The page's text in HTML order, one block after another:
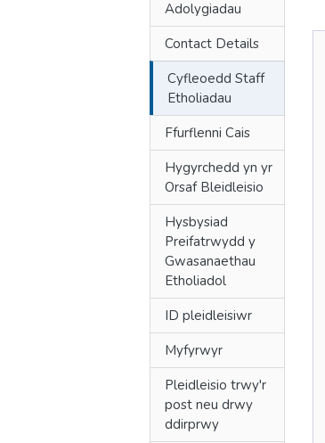
Adolygiadau
Contact Details
Cyfleoedd Staff
Etholiadau
Ffurflenni Cais
Hygyrchedd yn yr
Orsaf Bleidleisio
Hysbysiad
Preifatrwydd y
Gwasanaethau
Etholiadol
ID pleidleisiwr
Myfyrwyr
Pleidleisio trwy'r
post neu drwy
ddirprwy